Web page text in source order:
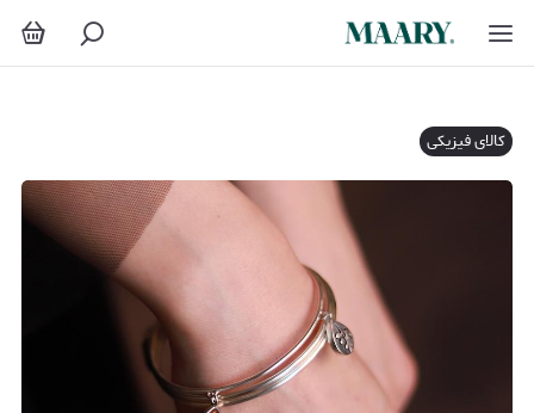
کالای فیزیکی